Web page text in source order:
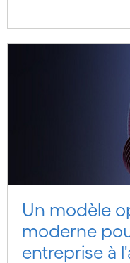
Un modèle
moderne
entreprise à